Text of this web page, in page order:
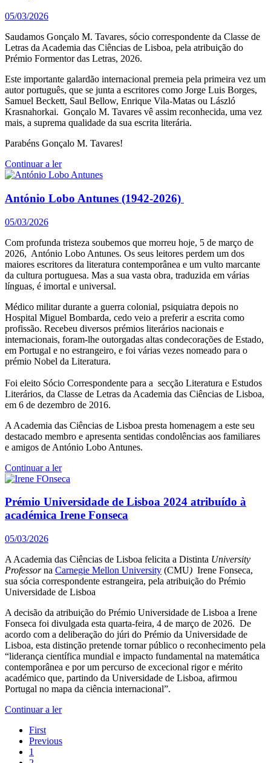
05/03/2026
Saudamos Gonçalo M. Tavares, sócio correspondente da Classe de
Letras da Academia das Ciências de Lisboa, pela atribuição do
Prémio Formentor das Letras, 2026.
Este importante galardão internacional premeia pela primeira vez um
autor português, que se junta a escritores como Jorge Luis Borges,
Samuel Beckett, Saul Bellow, Enrique Vila-Matas ou László
Krasnahorkai. Gonçalo M. Tavares vê assim reconhecida, uma vez
mais, a suprema qualidade da sua escrita literária.
Parabéns Gonçalo M. Tavares!
Continuar a ler
António Lobo Antunes (1942-2026)
05/03/2026
Com profunda tristeza soubemos que morreu hoje, 5 de março de
2026, António Lobo Antunes. Os seus leitores perdem um dos
maiores escritores da literatura contemporânea e um vulto marcante
da cultura portuguesa. Mas a sua vasta obra, traduzida em várias
línguas, é imortal e universal.
Médico militar durante a guerra colonial, psiquiatra depois no
Hospital Miguel Bombarda, cedo veio a preferir a escrita como
profissão. Recebeu diversos prémios literários nacionais e
internacionais, foram-lhe outorgadas altas condecorações de Estado,
em Portugal e no estrangeiro, e foi várias vezes nomeado para o
prémio Nobel da Literatura.
Foi eleito Sócio Correspondente para a secção Literatura e Estudos
Literários, da Classe de Letras da Academia das Ciências de Lisboa,
em 6 de dezembro de 2016.
A Academia das Ciências de Lisboa presta homenagem a este seu
destacado membro e apresenta sentidas condolências aos familiares
e amigos de António Lobo Antunes.
Continuar a ler
Prémio Universidade de Lisboa 2024 atribuído à
académica Irene Fonseca
05/03/2026
A Academia das Ciências de Lisboa felicita a Distinta University
Professorna Carnegie Mellon University (CMU) Irene Fonseca,
sua sócia correspondente estrangeira, pela atribuição do Prémio
Universidade de Lisboa
A decisão da atribuição do Prémio Universidade de Lisboa a Irene
Fonseca foi divulgada esta quarta-feira, 4 de março de 2026. De
acordo com a deliberação do júri do Prémio da Universidade de
Lisboa, esta distinção pretende tornar público o reconhecimento pela
“liderança científica mundial e impacto fundamental na matemática
contemporânea e por um percurso de excecional rigor e mérito
académico que, partindo da Universidade de Lisboa, afirmou
Portugal no mapa da ciência internacional”.
Continuar a ler
First
Previous
1